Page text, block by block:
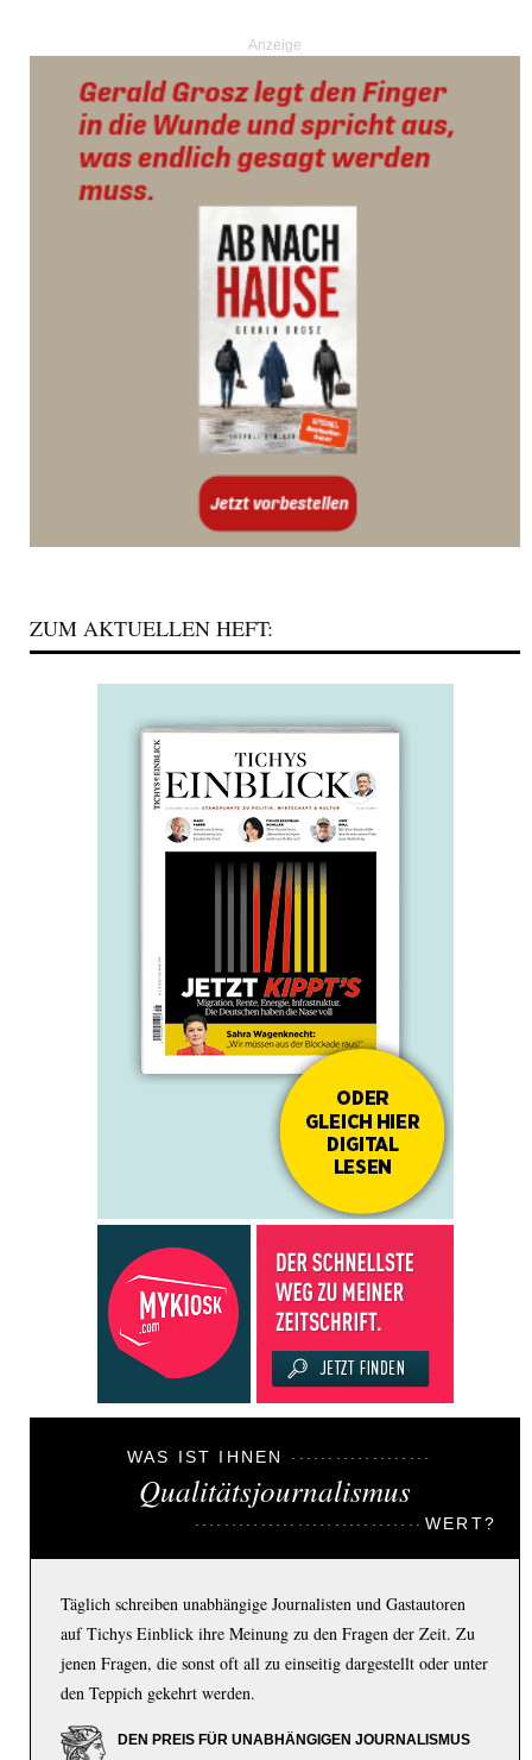
Anzeige
ZUM AKTUELLEN HEFT:
WAS IST IHNEN
Qualitätsjournalismus
WERT?
Täglich schreiben unabhängige Journalisten und Gastautoren
auf Tichys Einblick ihre Meinung zu den Fragen der Zeit. Zu
jenen Fragen, die sonst oft all zu einseitig dargestellt oder unter
den Teppich gekehrt werden.
DEN PREIS FÜR UNABHÄNGIGEN JOURNALISMUS